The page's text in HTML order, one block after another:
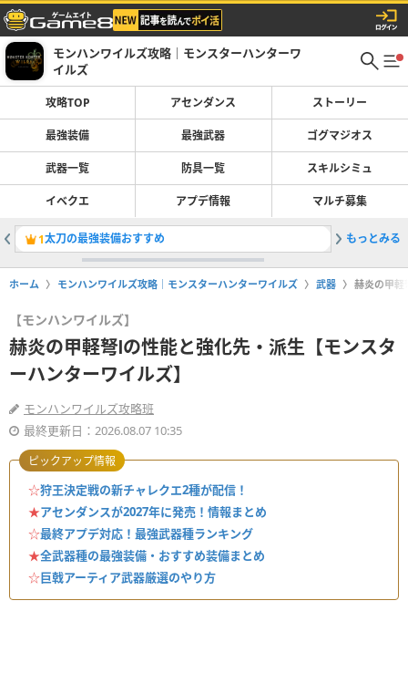
モンハンワイルズ攻略｜モンスターハンターワ
イルズ
攻略TOP アセンダンス ストーリー
最強装備 最強武器 ゴグマジオス
武器一覧 防具一覧 スキルシミュ
イベクエ アプデ情報 マルチ募集
1太刀の最強装備おすすめ 2巨戟ア
もっとみる
ホーム モンハンワイルズ攻略｜モンスターハンターワイルズ 武器 赫炎の甲軽
【モンハンワイルズ】
赫炎の甲軽弩Ⅰの性能と強化先・派生【モンスタ
ーハンターワイルズ】
モンハンワイルズ攻略班
最終更新日：2026.08.07 10:35
☆狩王決定戦の新チャレクエ2種が配信！
★アセンダンスが2027年に発売！情報まとめ
☆最終アプデ対応！最強武器種ランキング
★全武器種の最強装備・おすすめ装備まとめ
☆巨戟アーティア武器厳選のやり方
ピックアップ情報